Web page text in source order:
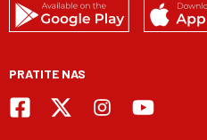
PRATITE NAS